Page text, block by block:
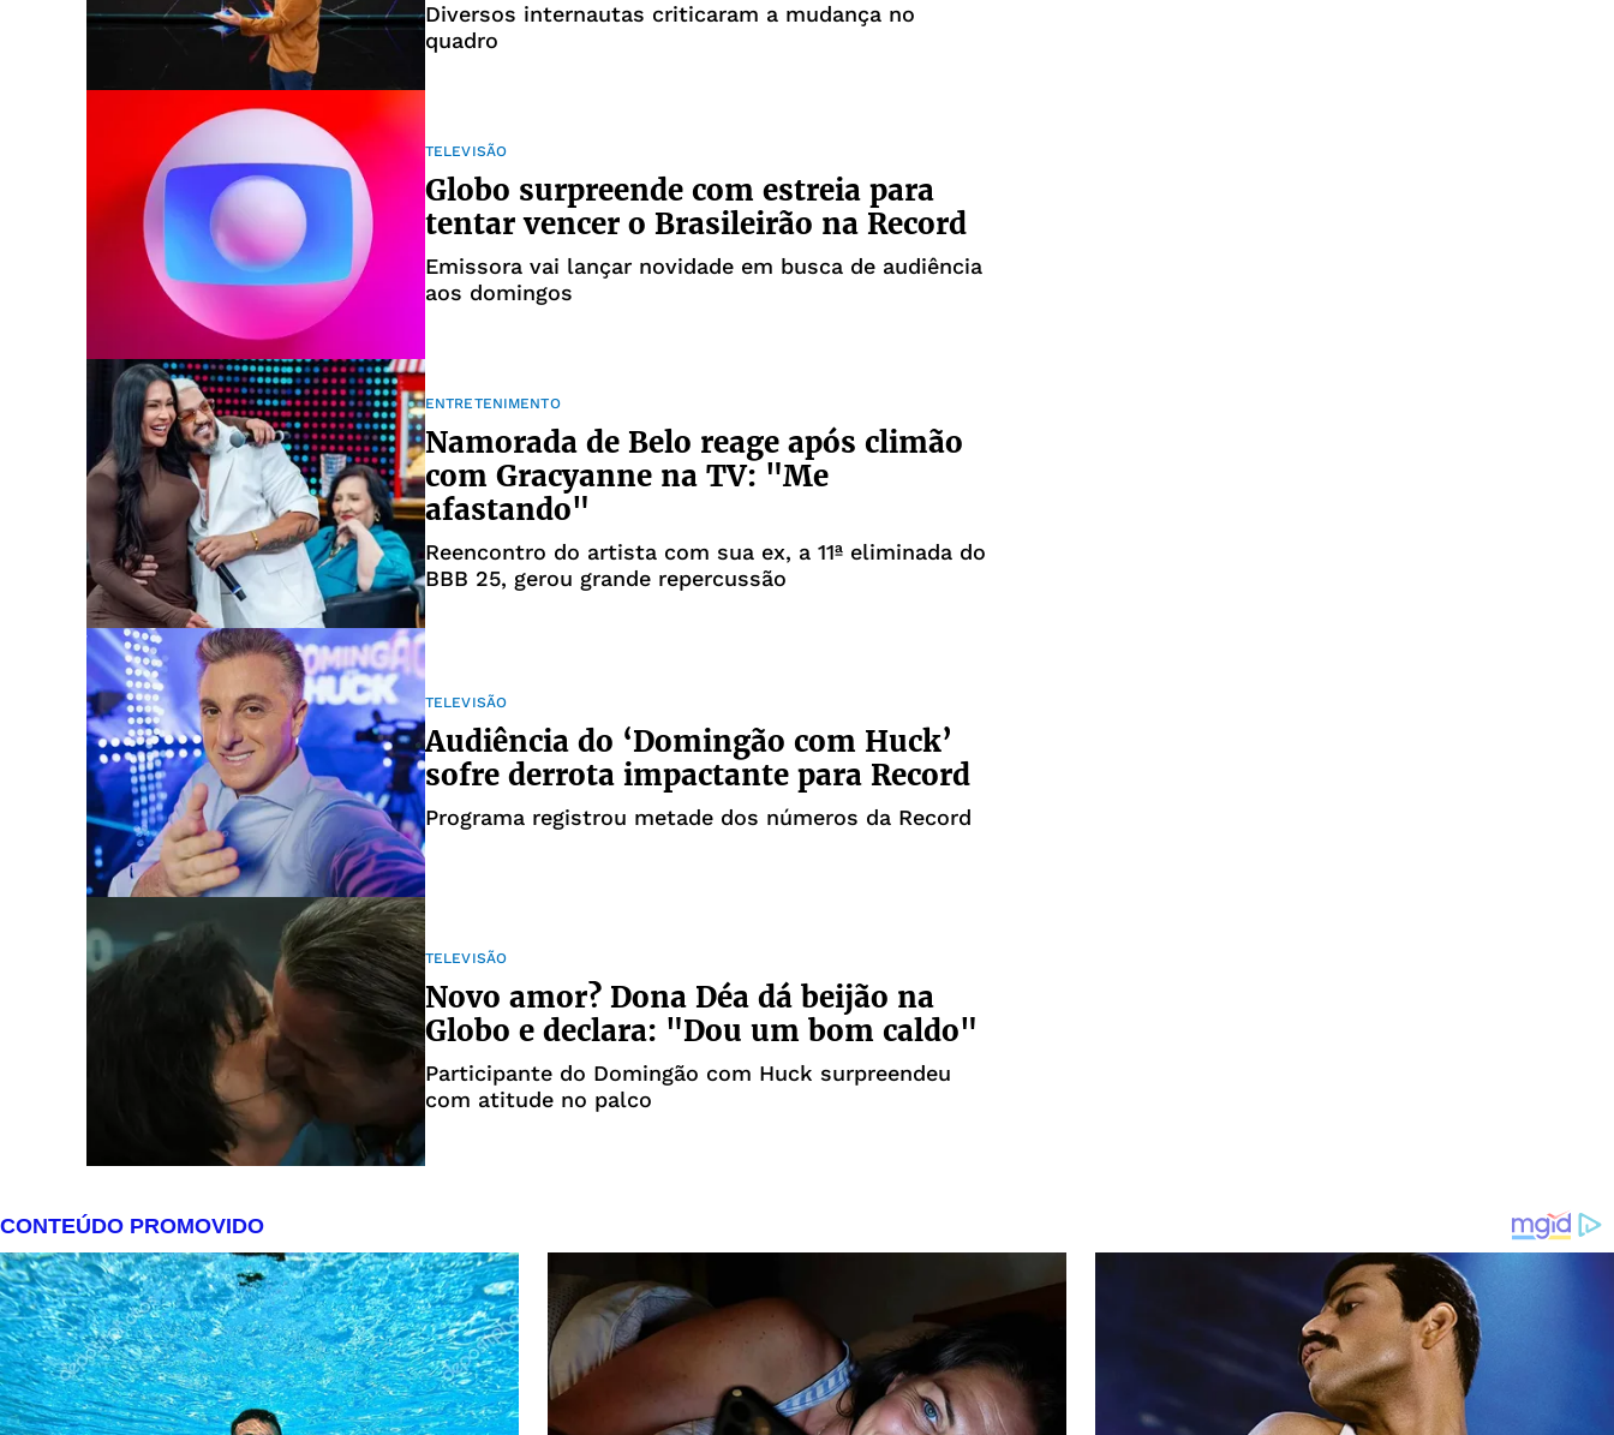
Diversos internautas criticaram a mudança no
quadro
TELEVISÃO
Globo surpreende com estreia para
tentar vencer o Brasileirão na Record
Emissora vai lançar novidade em busca de audiência
aos domingos
ENTRETENIMENTO
Namorada de Belo reage após climão
com Gracyanne na TV: "Me
afastando"
Reencontro do artista com sua ex, a 11ª eliminada do
BBB 25, gerou grande repercussão
TELEVISÃO
Audiência do ‘Domingão com Huck’
sofre derrota impactante para Record
Programa registrou metade dos números da Record
TELEVISÃO
Novo amor? Dona Déa dá beijão na
Globo e declara: "Dou um bom caldo"
Participante do Domingão com Huck surpreendeu
com atitude no palco